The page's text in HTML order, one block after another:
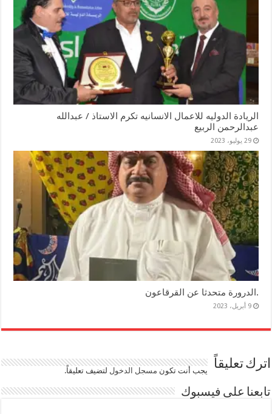
الريادة الدوليه للاعمال الانسانيه تكرم الاستاذ / عبدالله
عبدالرحمن الربيع
29 يوليو، 2023
.الدرورة متحدثا عن القرقاعون
9 أبريل، 2023
اترك تعليقاً يجب أنت تكون مسجل الدخوللتضيف تعليقاً.
تابعنا على فيسبوك